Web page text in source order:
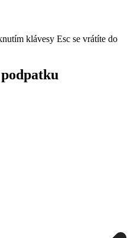
klávesy Esc se vrátíte do